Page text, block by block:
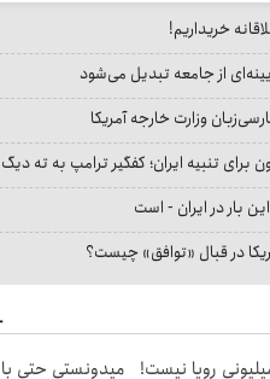
خریداریم!
از جامعه تبدیل می‌شود
وزارت خارجه آمریکا
برای تنبیه ایران؛ کفگیر ترامپ به ته
بار در ایران - است
در قبال «توافق» چیست؟
ماهی 800 میلیونی رویا نیست!